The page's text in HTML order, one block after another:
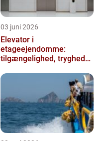
03 juni 2026
Elevator i
etageejendomme:
tilgængelighed, tryghed